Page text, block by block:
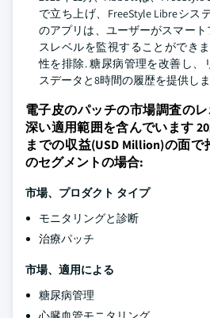
で立ち上げ、FreeStyle Libreシス
のアプリは、ユーザーがスマー
スレベルを監視することができ
性を排除. 糖尿病管理を改善し、
スデータと8時間の履歴を提供しま
電子皮のパッチの市場調査の
深い適用範囲を含んでいます
までの収益(USD Million)の面
のセグメントの場合:
市場、プロダクト タイプ
モニタリングと診断
治療パッチ
市場、適用による
糖尿病管理